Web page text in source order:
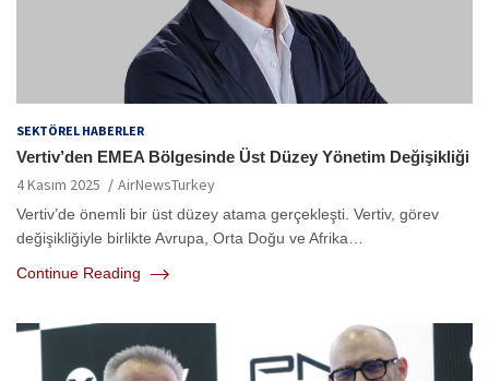
SEKTÖREL HABERLER
Vertiv’den EMEA Bölgesinde Üst Düzey Yönetim Değişikliği
4 Kasım 2025 AirNewsTurkey
Vertiv’de önemli bir üst düzey atama gerçekleşti. Vertiv, görev
değişikliğiyle birlikte Avrupa, Orta Doğu ve Afrika…
Continue Reading